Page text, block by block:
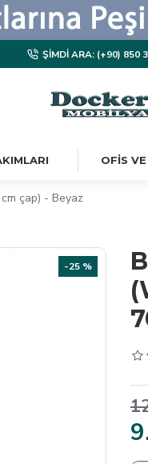
ŞIMDI ARA: (+90) 850
OFIS
çap) - Beyaz
-25 %